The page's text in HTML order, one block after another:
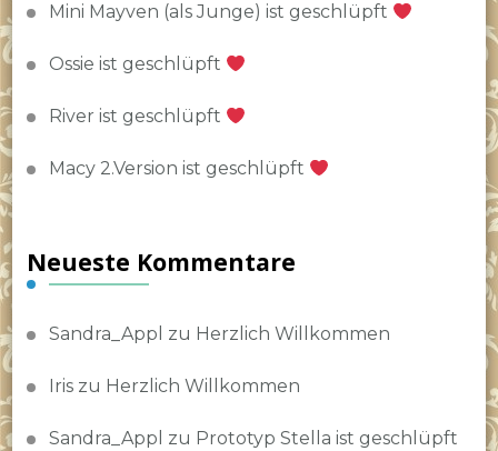
Mini Mayven (als Junge) ist geschlüpft
Ossie ist geschlüpft
River ist geschlüpft
Macy 2.Version ist geschlüpft
Neueste Kommentare
Sandra_Appl zu Herzlich Willkommen
Iriszu Herzlich Willkommen
Sandra_Appl zu Prototyp Stella ist geschlüpft